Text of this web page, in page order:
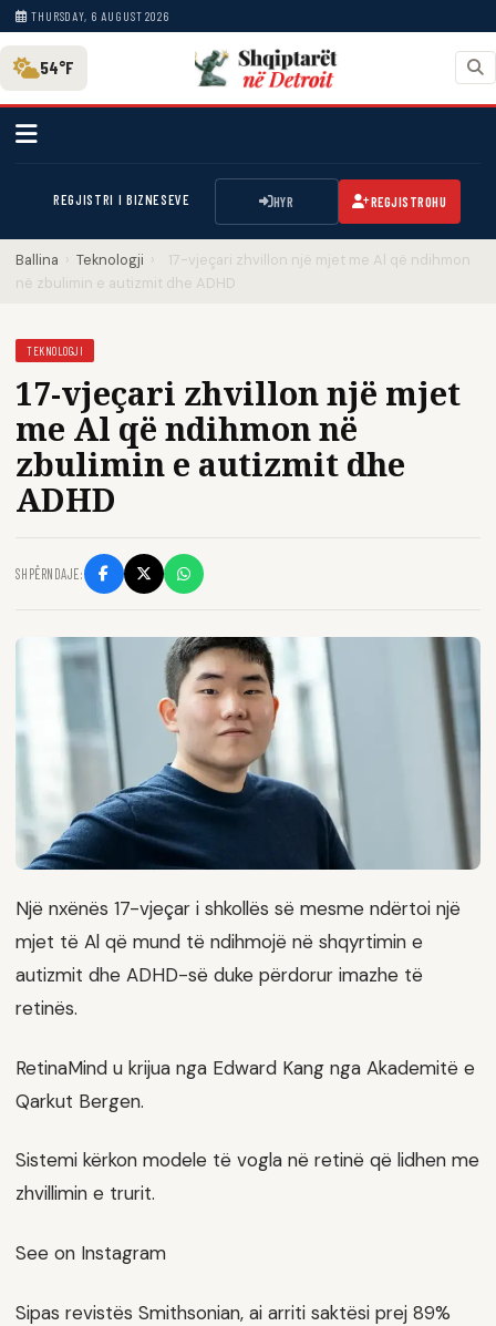
THURSDAY, 6 AUGUST 2026
54°F
REGJISTRI I BIZNESEVE HYR REGJISTROHU
Ballina › Teknologji ›
17-vjeçari zhvillon një mjet me Al që ndihmon
në zbulimin e autizmit dhe ADHD
TEKNOLOGJI
17-vjeçari zhvillon një mjet
me Al që ndihmon në
zbulimin e autizmit dhe
ADHD
SHPËRNDAJE:
Një nxënës 17-vjeçar i shkollës së mesme ndërtoi një
mjet të Al që mund të ndihmojë në shqyrtimin e
autizmit dhe ADHD-së duke përdorur imazhe të
retinës.
RetinaMind u krijua nga Edward Kang nga Akademitë e
Qarkut Bergen.
Sistemi kërkon modele të vogla në retinë që lidhen me
zhvillimin e trurit.
See on Instagram
Sipas revistës Smithsonian, ai arriti saktësi prej 89%